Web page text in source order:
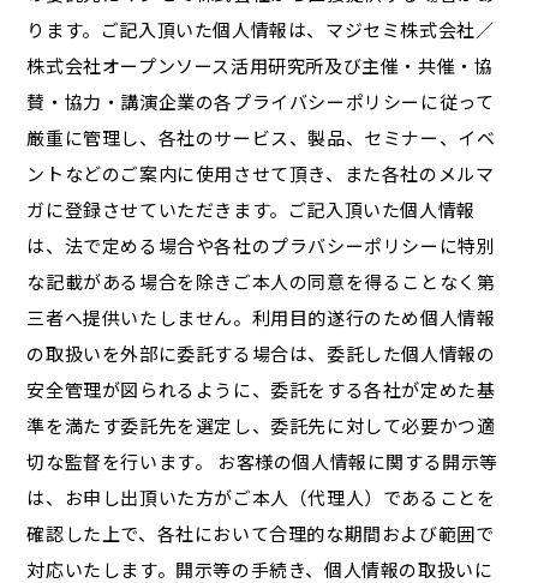
ります。ご記入頂いた個人情報は、マジセミ株式会社／
株式会社オープンソース活用研究所及び主催・共催・協
賛・協力・講演企業の各プライバシーポリシーに従って
厳重に管理し、各社のサービス、製品、セミナー、イベ
ントなどのご案内に使用させて頂き、また各社のメルマ
ガに登録させていただきます。ご記入頂いた個人情報
は、法で定める場合や各社のプラバシーポリシーに特別
な記載がある場合を除きご本人の同意を得ることなく第
三者へ提供いたしません。利用目的遂行のため個人情報
の取扱いを外部に委託する場合は、委託した個人情報の
安全管理が図られるように、委託をする各社が定めた基
準を満たす委託先を選定し、委託先に対して必要かつ適
切な監督を行います。 お客様の個人情報に関する開示等
は、お申し出頂いた方がご本人（代理人）であることを
確認した上で、各社において合理的な期間および範囲で
対応いたします。開示等の手続き、個人情報の取扱いに